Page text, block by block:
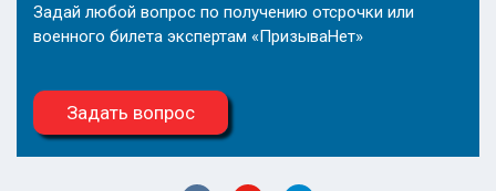
Задай любой вопрос по получению отсрочки или
военного билета экспертам «ПризываНет»
Задать вопрос